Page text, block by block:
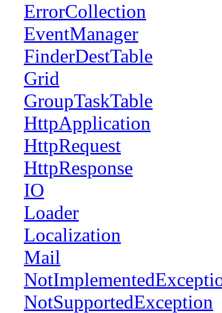
ErrorCollection
EventManager
FinderDestTable
Grid
GroupTaskTable
HttpApplication
HttpRequest
HttpResponse
IO
Loader
Localization
Mail
NotSupportedException